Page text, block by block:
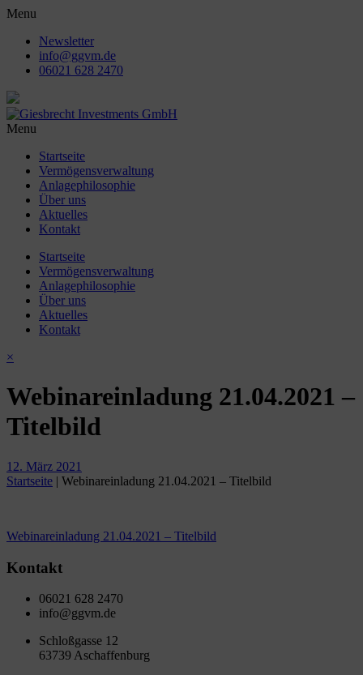
Menu
Newsletter
info@ggvm.de
06021 628 2470
Menu
Startseite
Vermögensverwaltung
Anlagephilosophie
Über uns
Aktuelles
Kontakt
Startseite
Vermögensverwaltung
Anlagephilosophie
Über uns
Aktuelles
Kontakt
×
Webinareinladung 21.04.2021 –
Titelbild
12. März 2021
Startseite | Webinareinladung 21.04.2021 – Titelbild
Beitragsnavigation
Webinareinladung 21.04.2021 – Titelbild
Kontakt
06021 628 2470
info@ggvm.de
Schloßgasse 12
63739 Aschaffenburg